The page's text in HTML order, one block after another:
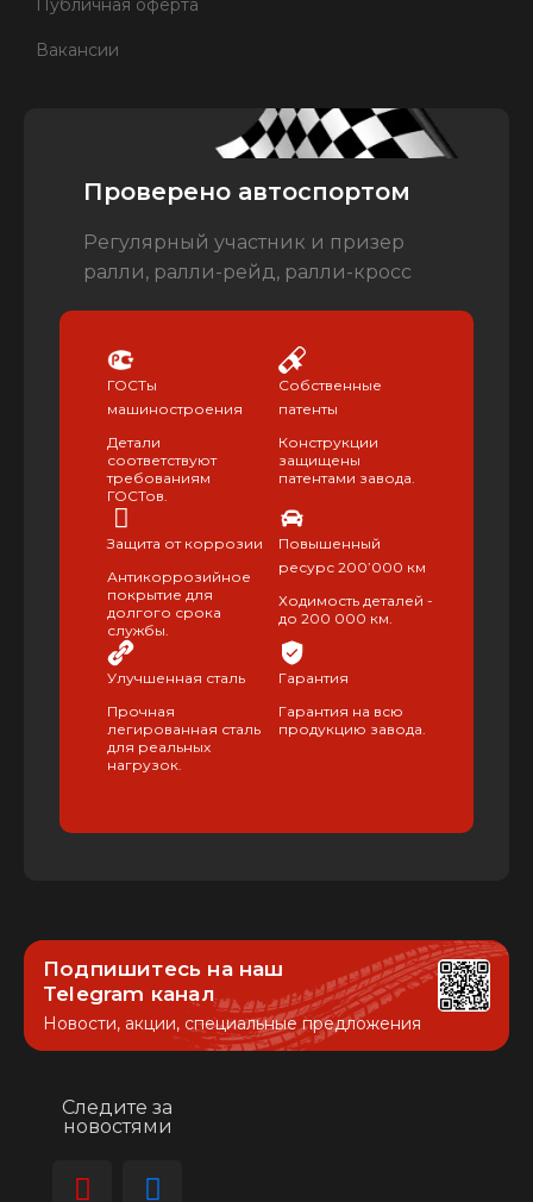
Вакансии
Проверено автоспортом
Регулярный участник и призер
ралли, ралли-рейд, ралли-кросс
ГОСТы
машиностроения
Детали
соответствуют
требованиям
ГОСТов.
Собственные
патенты
Конструкции
защищены
патентами завода.
Защита от коррозии
Антикоррозийное
покрытие для
долгого срока
службы.
Повышенный
ресурс 200’000 км
Ходимость деталей -
до 200 000 км.
Улучшенная сталь
Прочная
легированная сталь
для реальных
нагрузок.
Гарантия
Гарантия на всю
продукцию завода.
Подпишитесь на наш
Telegram канал
Новости, акции, специальные предложения
Следите за
новостями